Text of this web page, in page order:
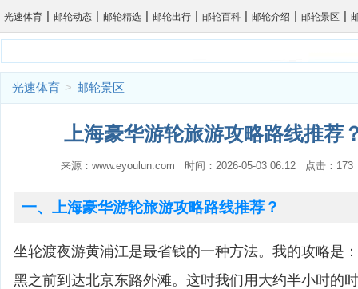
光速体育 | 邮轮动态 | 邮轮精选 | 邮轮出行 | 邮轮百科 | 邮轮介绍 | 邮轮景区 |
光速体育 > 邮轮景区
上海豪华游轮旅游攻略路线推荐
来源：www.eyoulun.com 时间：2026-05-03 06:12 点击：
一、上海豪华游轮旅游攻略路线推荐？
坐轮渡夜游黄浦江是最省钱的一种方法。我的攻略是
黑之前到达北京东路外滩。这时我们用大约半小时的